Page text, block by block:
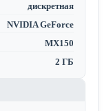
дискретная
NVIDIA GeForce
MX150
2 ГБ